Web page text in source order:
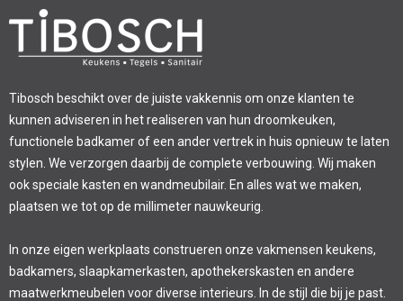
Tibosch beschikt over de juiste vakkennis om onze klanten te
kunnen adviseren in het realiseren van hun droomkeuken,
functionele badkamer of een ander vertrek in huis opnieuw te laten
stylen. We verzorgen daarbij de complete verbouwing. Wij maken
ook speciale kasten en wandmeubilair. En alles wat we maken,
plaatsen we tot op de millimeter nauwkeurig.
In onze eigen werkplaats construeren onze vakmensen keukens,
badkamers, slaapkamerkasten, apothekerskasten en andere
maatwerkmeubelen voor diverse interieurs. In de stijl die bij je past.